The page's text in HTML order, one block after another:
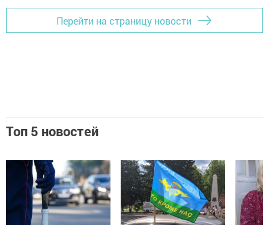
Перейти на страницу новости
Топ 5 новостей